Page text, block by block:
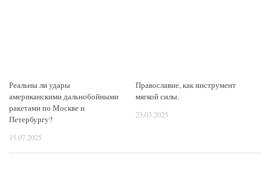
Реальны ли удары
американскими дальнобойными
ракетами по Москве и
Петербургу?
15.07.2025
Православие, как инструмент
мягкой силы.
23.03.2025